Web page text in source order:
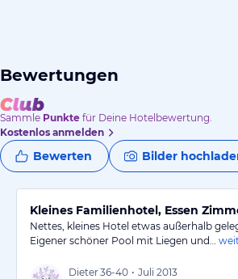
Bewertungen
Sammle Punkte für Deine Hotelbewertung.
Kostenlos anmelden
Bewerten Bilder
Kleines Familienhotel, Essen
Nettes, kleines Hotel etwas außerhalb
Eigener schöner Pool mit Liegen und…
Dieter36-40 • Juli 2013